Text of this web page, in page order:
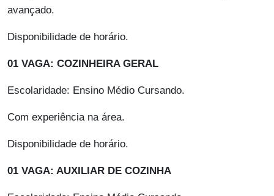
avançado.
Disponibilidade de horário.
01 VAGA: COZINHEIRA GERAL
Escolaridade: Ensino Médio Cursando.
Com experiência na área.
Disponibilidade de horário.
01 VAGA: AUXILIAR DE COZINHA